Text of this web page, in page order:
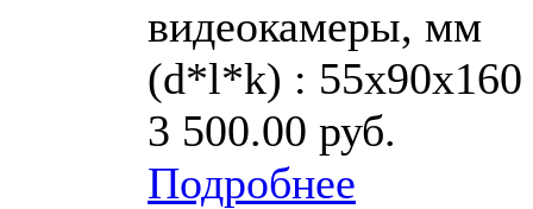
видеокамеры, мм
(d*l*k) : 55х90х160
3 500.00 руб.
Подробнее